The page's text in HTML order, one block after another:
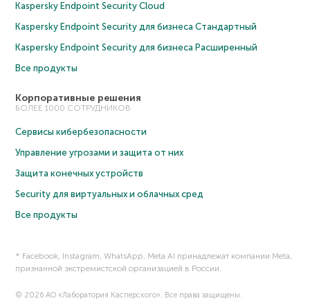
Kaspersky Endpoint Security Cloud
Kaspersky Endpoint Security для бизнеса Cтандартный
Kaspersky Endpoint Security для бизнеса Расширенный
Все продукты
Корпоративные решения
БОЛЕЕ 1000 СОТРУДНИКОВ
Сервисы кибербезопасности
Управление угрозами и защита от них
Защита конечных устройств
Security для виртуальных и облачных сред
Все продукты
* Facebook, Instagram, WhatsApp, Meta AI принадлежат компании Meta,
признанной экстремистской организацией в России.
© 2026 АО «Лаборатория Касперского». Все права защищены.